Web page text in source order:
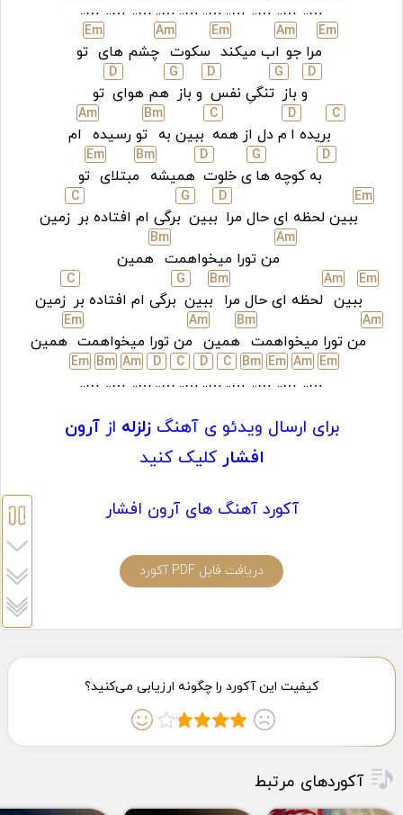
…..
…..
…..
…..
…..
…..
…..
…..
…..
…..
Em
مرا جو
Am
اب میکند
Em
سکوت
Am
چشم های
Em
تو
D
و باز
G
تنگیِ نفس
D
و باز
G
هم هوای
D
تو
C
بریده ا
D
م دل از همه
C
ببین به
Bm
تو رسیده
Am
ام
D
به کوچه ها
G
ی خلوت
D
همیشه
Bm
مبتلای
Em
تو
Em
ببین لحظه ای حال مرا
D
ببین
G
برگی ام افتاده بر
C
زمین
Am
من تورا میخواهمت
Bm
همین
Em
ببین
Am
لحظه ای حال مرا
Bm
ببین
G
برگی ام افتاده بر
C
زمین
Am
من تورا میخواهمت
Bm
همین
Am
من تورا میخواهمت
Em
همین
Em
…..
Am
…..
Em
…..
Bm
…..
C
…..
D
…..
C
…..
D
…..
Am
…..
Bm
…..
Em
برای ارسال ویدئو ی آهنگزلزله ازآرون
افشار کلیک کنید
آکورد آهنگ های آرون افشار
دریافت فایل PDF آکورد
آکوردهای مرتبط